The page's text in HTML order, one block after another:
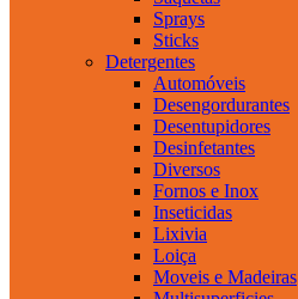
Sprays
Sticks
Detergentes
Automóveis
Desengordurantes
Desentupidores
Desinfetantes
Diversos
Fornos e Inox
Inseticidas
Lixivia
Loiça
Moveis e Madeiras